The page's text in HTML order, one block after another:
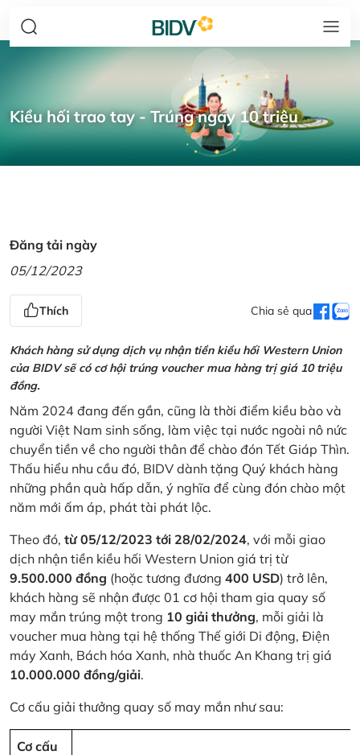
Kiều hối trao tay - Trúng ngay 10 triệu
Đăng tải ngày
05/12/2023
Thích Chia sẻ qua
Khách hàng sử dụng dịch vụ nhận tiền kiều hối Western Union
của BIDV sẽ có cơ hội trúng voucher mua hàng trị giá 10 triệu
đồng.
Năm 2024 đang đến gần, cũng là thời điểm kiều bào và
người Việt Nam sinh sống, làm việc tại nước ngoài nô nức
chuyển tiền về cho người thân để chào đón Tết Giáp Thìn.
Thấu hiểu nhu cầu đó, BIDV dành tặng Quý khách hàng
những phần quà hấp dẫn, ý nghĩa để cùng đón chào một
năm mới ấm áp, phát tài phát lộc.
Theo đó, từ 05/12/2023 tới 28/02/2024, với mỗi giao
dịch nhận tiền kiều hối Western Union giá trị từ
9.500.000 đồng (hoặc tương đương 400 USD) trở lên,
khách hàng sẽ nhận được 01 cơ hội tham gia quay số
may mắn trúng một trong 10 giải thưởng, mỗi giải là
voucher mua hàng tại hệ thống Thế giới Di động, Điện
máy Xanh, Bách hóa Xanh, nhà thuốc An Khang trị giá
10.000.000 đồng/giải.
Cơ cấu giải thưởng quay số may mắn như sau:
Cơ cấu